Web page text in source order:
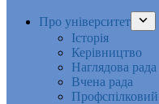
Про університет
Історія
Керівництво
Наглядова рада
Вчена рада
Профспілковий